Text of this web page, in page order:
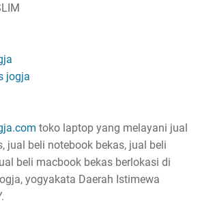
jogja
toko laptop yang melayani jual
jual beli notebook bekas, jual beli
beli macbook bekas berlokasi di
yogyakata Daerah Istimewa